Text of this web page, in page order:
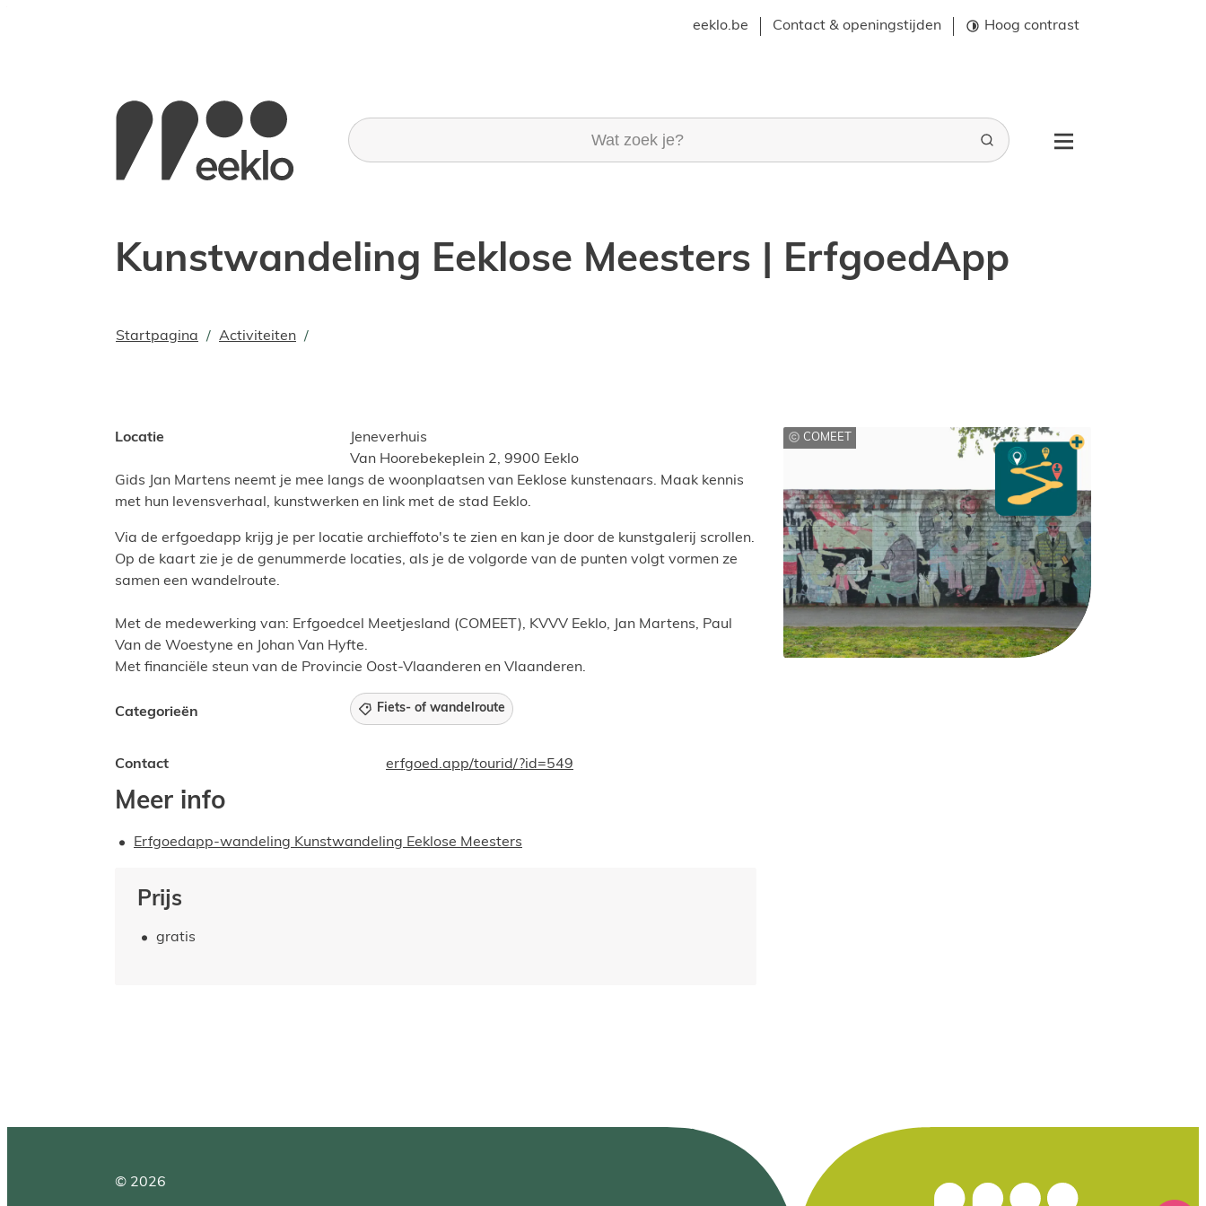
eeklo.be Contact & openingstijden Hoog contrast
Toerisme stad Eeklo
Wat zoek je?
Zoeken Menu
Kunstwandeling Eeklose Meesters | ErfgoedApp
Startpagina Activiteiten
Locatie
Jeneverhuis
Van Hoorebekeplein 2, 9900 Eeklo
Gids Jan Martens neemt je mee langs de woonplaatsen van Eeklose kunstenaars. Maak kennis
met hun levensverhaal, kunstwerken en link met de stad Eeklo.
Via de erfgoedapp krijg je per locatie archieffoto's te zien en kan je door de kunstgalerij scrollen.
Op de kaart zie je de genummerde locaties, als je de volgorde van de punten volgt vormen ze
samen een wandelroute.
Met de medewerking van: Erfgoedcel Meetjesland (COMEET), KVVV Eeklo, Jan Martens, Paul
Van de Woestyne en Johan Van Hyfte.
Met financiële steun van de Provincie Oost-Vlaanderen en Vlaanderen.
Categorieën Fiets- of wandelroute
Contact Websiteerfgoed.app/tourid/?id=549
Meer info
Erfgoedapp-wandeling Kunstwandeling Eeklose Meesters
Prijs
gratis
COMEET
© 2026